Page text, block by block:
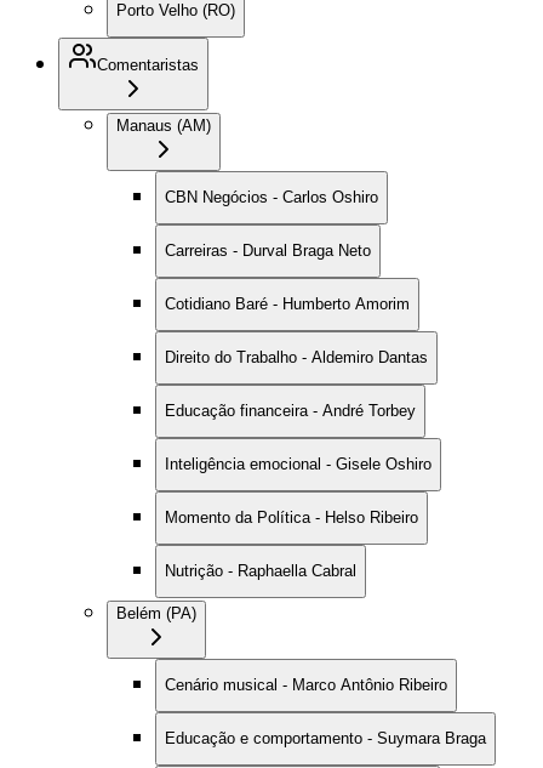
Porto Velho (RO)
Comentaristas
Manaus (AM)
CBN Negócios - Carlos Oshiro
Carreiras - Durval Braga Neto
Cotidiano Baré - Humberto Amorim
Direito do Trabalho - Aldemiro Dantas
Educação financeira - André Torbey
Inteligência emocional - Gisele Oshiro
Momento da Política - Helso Ribeiro
Nutrição - Raphaella Cabral
Belém (PA)
Cenário musical - Marco Antônio Ribeiro
Educação e comportamento - Suymara Braga